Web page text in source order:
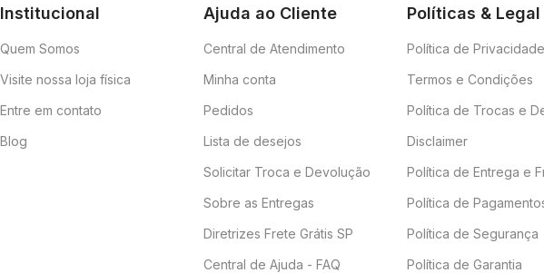
Institucional
Quem Somos
Visite nossa loja física
Entre em contato
Blog
Ajuda ao Cliente
Central de Atendimento
Minha conta
Pedidos
Lista de desejos
Solicitar Troca e Devolução
Sobre as Entregas
Diretrizes Frete Grátis SP
Central de Ajuda - FAQ
Políticas & Legal
Política de Privacidade
Termos e Condições
Política de Trocas e
Disclaimer
Política de Entrega e
Política de
Política de Segurança
Política de Garantia